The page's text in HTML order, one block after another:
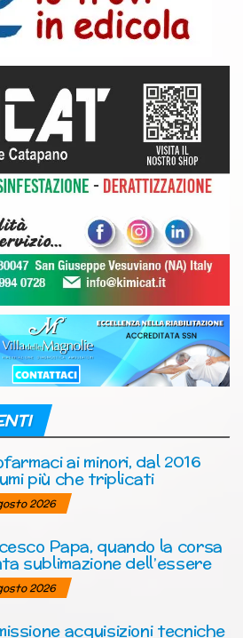
ai minori, dal 2016
più che triplicati
2026
Papa, quando la corsa
sublimazione dell’essere
2026
acquisizioni tecniche